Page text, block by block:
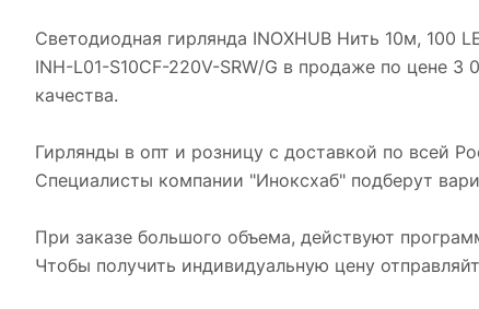
Светодиодная гирлянда INOXHUB Нить 10м,
INH-L01-S10CF-220V-SRW/G в продаже по цене
качества.
Гирлянды в опт и розницу с доставкой по всей
Специалисты компании "Иноксхаб" подберут
При заказе большого объема, действуют
Чтобы получить индивидуальную цену